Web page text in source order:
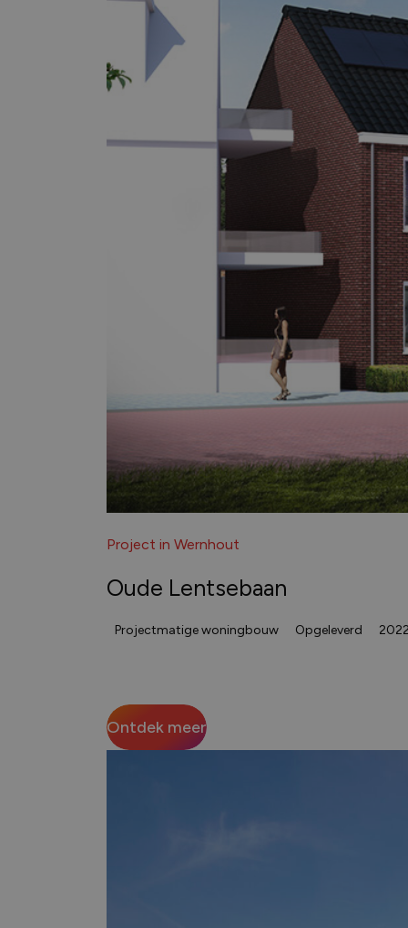
nodig?
Renovatie (Je vervangt de kozijnen
huis)
Nieuwbouw (Je bouwt een nieuw
nodig)
Welk type service zoek je voor jouw
Inclusief montage
Project in Wernhout
Oude Lentsebaan
Projectmatige woningbouw Opgeleverd
Ontdek meer